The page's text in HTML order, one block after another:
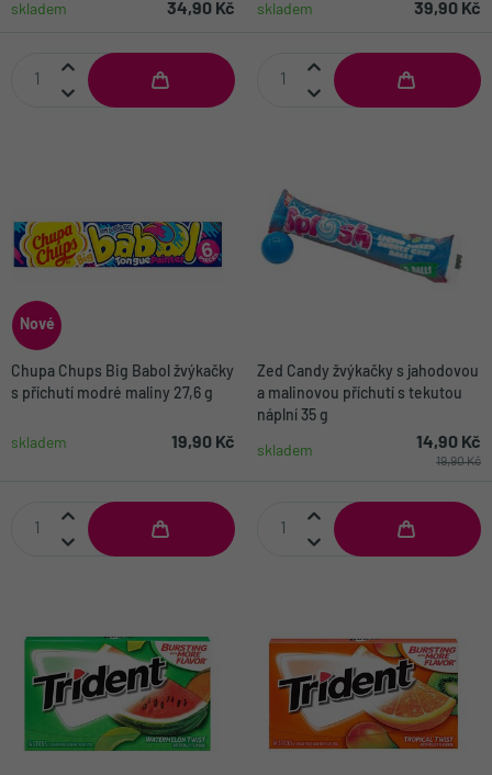
skladem 34,90 Kč skladem 39,90 Kč
Nové
Chupa Chups Big Babol žvýkačky
s příchutí modré maliny 27,6 g
skladem 19,90 Kč
Zed Candy žvýkačky s jahodovou
a malinovou příchutí s tekutou
náplní 35 g
skladem 14,90 Kč
19,90 Kč